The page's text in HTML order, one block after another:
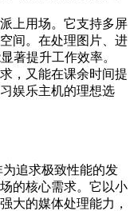
上用场。它支持多屏
间。在处理图片、进
著提升工作效率。
，又能在课余时间提
娱乐主机的理想选
为追求极致性能的发
的核心需求。它以小
大的媒体处理能力，